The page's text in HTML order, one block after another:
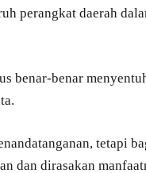
perangkat daerah
benar-benar
tetapi
dan dirasakan